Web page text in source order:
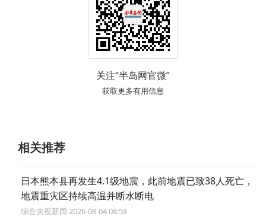
关注“半岛网官微”
获取更多有用信息
相关推荐
日本熊本县再发生4.1级地震，此前地震已致38人死亡，
地震重灾区持续高温并断水断电
综合央视新闻 2026-08-04 08:58